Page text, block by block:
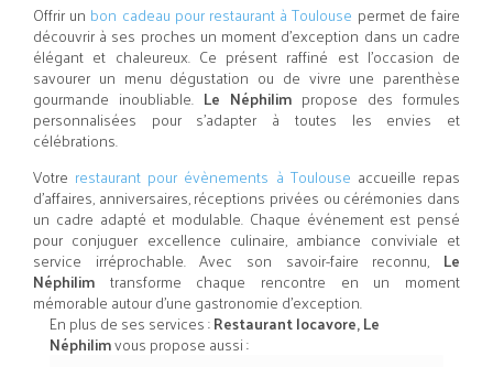
Offrir un bon cadeau pour restaurant à Toulouse permet de faire
découvrir à ses proches un moment d’exception dans un cadre
élégant et chaleureux. Ce présent raffiné est l’occasion de
savourer un menu dégustation ou de vivre une parenthèse
gourmande inoubliable. Le Néphilim propose des formules
personnalisées pour s’adapter à toutes les envies et
célébrations.
Votre restaurant pour évènements à Toulouse accueille repas
d’affaires, anniversaires, réceptions privées ou cérémonies dans
un cadre adapté et modulable. Chaque événement est pensé
pour conjuguer excellence culinaire, ambiance conviviale et
service irréprochable. Avec son savoir-faire reconnu, Le
Néphilim transforme chaque rencontre en un moment
mémorable autour d’une gastronomie d’exception.
En plus de ses services :Restaurant locavore, Le
Néphilimvous propose aussi :